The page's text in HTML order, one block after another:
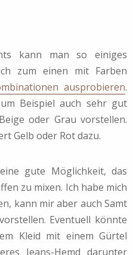
kann man so einiges
zum einen mit Farben
ausprobieren.
Beispiel auch sehr gut
oder Grau vorstellen.
Gelb oder Rot dazu.
gute Möglichkeit, das
zu mixen. Ich habe mich
kann mir aber auch Samt
Eventuell könnte
Kleid mit einem Gürtel
Jeans-Hemd darunter